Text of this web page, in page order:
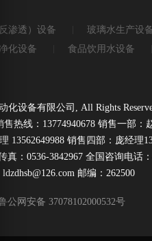
渗透）设备 玻璃水生产设
净化设备 食品饮用水设备
化设备有限公司, All Rights
热线：13774940678 销售一部：
13562649988 销售四部：庞经理
：0536-3842967 全国咨询电话
邮编：262500
公网安备 37078102000532号